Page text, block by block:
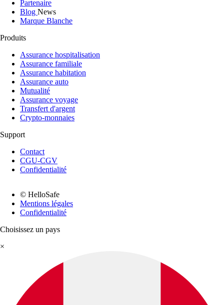
Partenaire
Blog News
Marque Blanche
Produits
Assurance hospitalisation
Assurance familiale
Assurance habitation
Assurance auto
Mutualité
Assurance voyage
Transfert d'argent
Crypto-monnaies
Support
Contact
CGU-CGV
Confidentialité
© HelloSafe
Mentions légales
Confidentialité
Choisissez un pays
×